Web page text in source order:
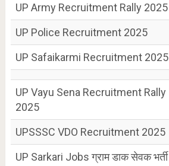
UP Army Recruitment Rally 2025
UP Police Recruitment 2025
UP Safaikarmi Recruitment 2025
UP Vayu Sena Recruitment Rally
2025
UPSSSC VDO Recruitment 2025
UP Sarkari Jobs ग्राम डाक सेवक भर्ती